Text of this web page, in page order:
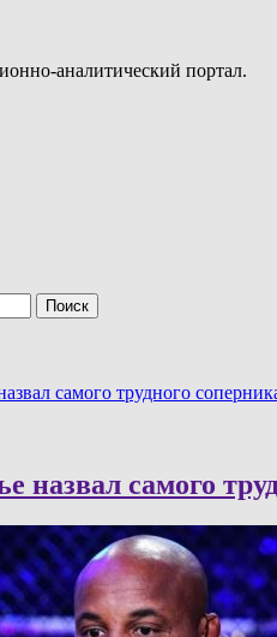
аналитический портал.
самого трудного
назвал самого